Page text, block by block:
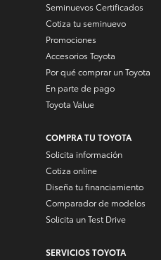
Seminuevos Certificados
Cotiza tu seminuevo
Promociones
Accesorios Toyota
Por qué comprar un Toyota
En parte de pago
Toyota Value
COMPRA TU TOYOTA
Solicita información
Cotiza online
Diseña tu financiamiento
Comparador de modelos
Solicita un Test Drive
SERVICIOS TOYOTA